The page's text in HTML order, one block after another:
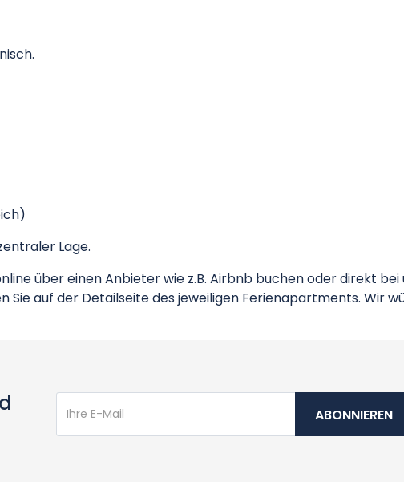
Lage.
über einen Anbieter wie z.B. Airbnb buchen oder direkt bei
auf der Detailseite des jeweiligen Ferienapartments. Wir
ABONNIEREN